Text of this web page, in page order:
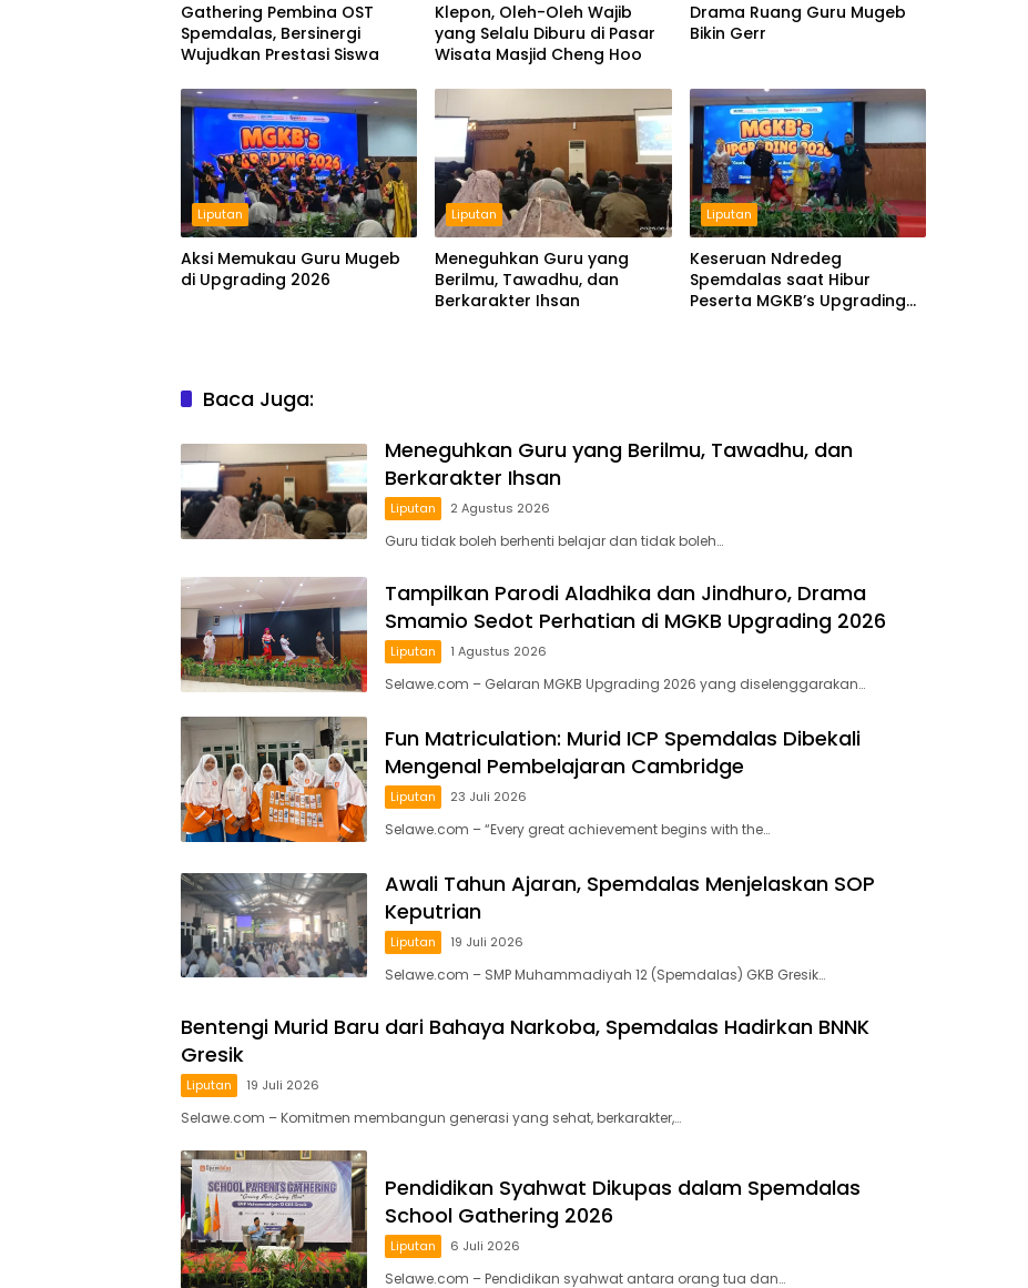
Gathering Pembina OST
Spemdalas, Bersinergi
Wujudkan Prestasi Siswa
Klepon, Oleh-Oleh Wajib
yang Selalu Diburu di Pasar
Wisata Masjid Cheng Hoo
Drama Ruang Guru Mugeb
Bikin Gerr
Liputan
Aksi Memukau Guru Mugeb
di Upgrading 2026
Liputan
Meneguhkan Guru yang
Berilmu, Tawadhu, dan
Berkarakter Ihsan
Liputan
Keseruan Ndredeg
Spemdalas saat Hibur
Peserta MGKB’s Upgrading
Baca Juga:
Meneguhkan Guru yang Berilmu, Tawadhu, dan
Berkarakter Ihsan
Liputan 2 Agustus 2026
Guru tidak boleh berhenti belajar dan tidak boleh…
Tampilkan Parodi Aladhika dan Jindhuro, Drama
Smamio Sedot Perhatian di MGKB Upgrading 2026
Liputan 1 Agustus 2026
Selawe.com – Gelaran MGKB Upgrading 2026 yang diselenggarakan…
Fun Matriculation: Murid ICP Spemdalas Dibekali
Mengenal Pembelajaran Cambridge
Liputan 23 Juli 2026
Selawe.com – “Every great achievement begins with the…
Awali Tahun Ajaran, Spemdalas Menjelaskan SOP
Keputrian
Liputan 19 Juli 2026
Selawe.com – SMP Muhammadiyah 12 (Spemdalas) GKB Gresik…
Bentengi Murid Baru dari Bahaya Narkoba, Spemdalas Hadirkan BNNK
Gresik
Liputan 19 Juli 2026
Selawe.com – Komitmen membangun generasi yang sehat, berkarakter,…
Pendidikan Syahwat Dikupas dalam Spemdalas
School Gathering 2026
Liputan 6 Juli 2026
Selawe.com – Pendidikan syahwat antara orang tua dan…